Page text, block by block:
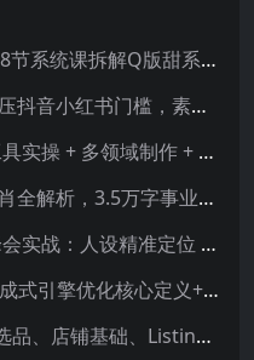
件可视化制图等复...
Q版人物+甜品食物团练｜8节系统课拆解Q版甜系画法，人物与食物搭配技法全覆盖
2026快手带货新项目｜碾压抖音小红书门槛，素材制作+精准投流，无需开店，无需售后，新手一天佣金1000+
AI视频+自媒体变现课：工具实操 + 多领域制作 + 实体获客，手把手教你做视频、涨粉、赚收益
付费文章：贺岁！2026生肖全解析，3.5万字事业财富感情指南，提前布局一整年顺顺利利
IP+AI+新增长 流量开年 峰会实战：人设精准定位 掌握AI技能抢占新时代流量风口
GEO AI获客系统教程：生成式引擎优化核心定义+底层原理，抢占AI搜索时代流量红利
亚马逊全流程体系课：从选品、店铺基础、Listing搭建、FBA备货、后台操作到站内广告全覆盖教学